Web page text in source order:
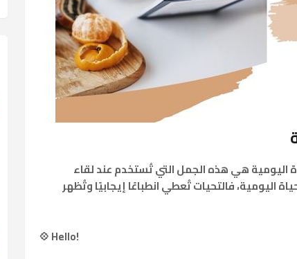
اليوميةهي هذه الجمل التي تُستخدم عند لقاء
فالتحيات تُعطي انطباعًا إيجابيًا وتُظهر
💠 Hello!